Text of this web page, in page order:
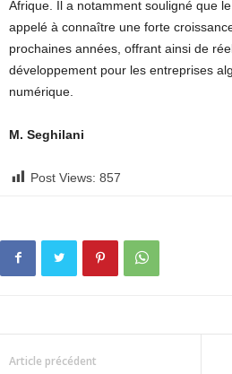
Afrique. Il a notamment souligné que
appelé à connaître une forte
prochaines années, offrant ainsi de
développement pour les entreprises
numérique.
M. Seghilani
Post Views: 857
Article précédent